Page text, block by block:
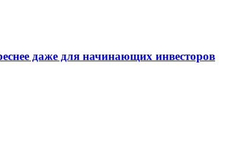
даже для начинающих инвесторов